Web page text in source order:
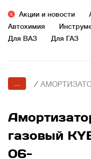
Акции и новости
Автохимия
Для ВАЗ
Для ГАЗ
... /
газовый
06-